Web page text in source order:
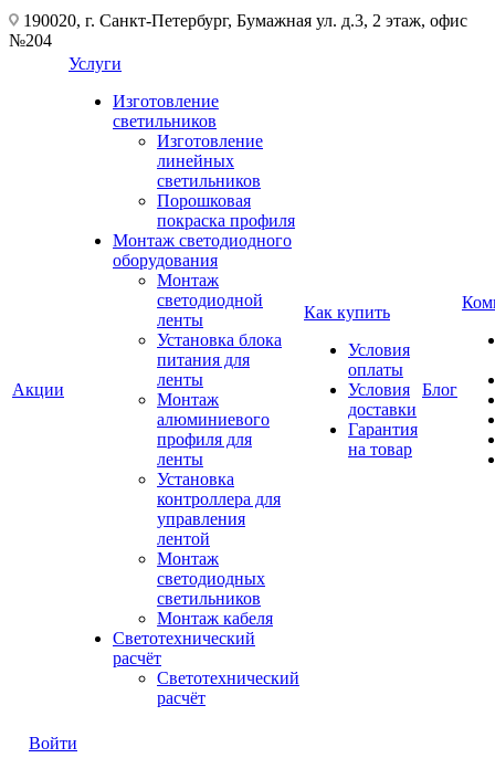
190020, г. Санкт-Петербург, Бумажная ул. д.3, 2 этаж, офис
№204
Акции
Услуги
Изготовление
светильников
Изготовление
линейных
светильников
Порошковая
покраска профиля
Монтаж светодиодного
оборудования
Монтаж
светодиодной
ленты
Установка блока
питания для
ленты
Монтаж
алюминиевого
профиля для
ленты
Установка
контроллера для
управления
лентой
Монтаж
светодиодных
светильников
Монтаж кабеля
Светотехнический
расчёт
Светотехнический
расчёт
Как купить
Условия
оплаты
Условия
доставки
Гарантия
на товар
Блог
Войти